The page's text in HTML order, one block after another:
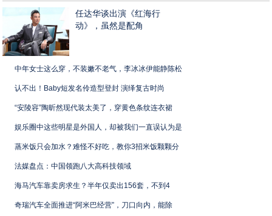
任达华谈出演《红海行
动》，虽然是配角
中年女士这么穿，不装嫩不老气，李冰冰伊能静陈松
认不出！Baby短发名伶造型登封 演绎复古时尚
“安陵容”陶昕然现代装太美了，穿黄色条纹连衣裙
娱乐圈中这些明星是外国人，却被我们一直误认为是
蒸米饭只会加水？难怪不好吃，教你3招米饭颗颗分
法媒盘点：中国领跑八大高科技领域
海马汽车靠卖房求生？半年仅卖出156套，不到4
奇瑞汽车全面推进“阿米巴经营”，刀口向内，能除